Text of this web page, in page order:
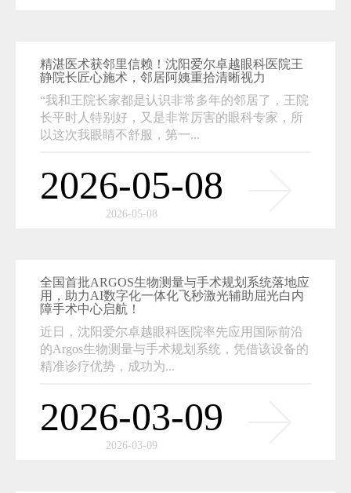
精湛医术获邻里信赖！沈阳爱尔卓越眼科医院王
静院长匠心施术，邻居阿姨重拾清晰视力
“我和王院长家都是认识非常多年的邻居了，王院
长平时人特别好，又是非常厉害的眼科专家，所
以这次我眼睛不舒服，第一...
2026-05-08
2026-05-08
全国首批ARGOS生物测量与手术规划系统落地应
用，助力AI数字化一体化飞秒激光辅助屈光白内
障手术中心启航！
近日，沈阳爱尔卓越眼科医院率先应用国际前沿
的Argos生物测量与手术规划系统，凭借该设备的
精准诊疗优势，成功为...
2026-03-09
2026-03-09